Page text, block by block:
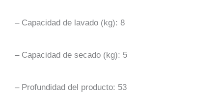
– Capacidad de lavado (kg): 8
– Capacidad de secado (kg): 5
– Profundidad del producto: 53